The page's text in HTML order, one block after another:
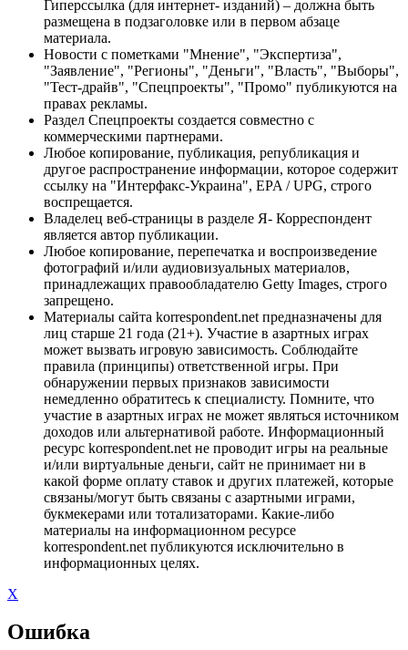
Гиперссылка (для интернет- изданий) – должна быть
размещена в подзаголовке или в первом абзаце
материала.
Новости с пометками "Мнение", "Экспертиза",
"Заявление", "Регионы", "Деньги", "Власть", "Выборы",
"Тест-драйв", "Спецпроекты", "Промо" публикуются на
правах рекламы.
Раздел Спецпроекты создается совместно с
коммерческими партнерами.
Любое копирование, публикация, републикация и
другое распространение информации, которое содержит
ссылку на "Интерфакс-Украина", EPA / UPG, строго
воспрещается.
Владелец веб-страницы в разделе Я- Корреспондент
является автор публикации.
Любое копирование, перепечатка и воспроизведение
фотографий и/или аудиовизуальных материалов,
принадлежащих правообладателю Getty Images, строго
запрещено.
Материалы сайта korrespondent.net предназначены для
лиц старше 21 года (21+). Участие в азартных играх
может вызвать игровую зависимость. Соблюдайте
правила (принципы) ответственной игры. При
обнаружении первых признаков зависимости
немедленно обратитесь к специалисту. Помните, что
участие в азартных играх не может являться источником
доходов или альтернативой работе. Информационный
ресурс korrespondent.net не проводит игры на реальные
и/или виртуальные деньги, сайт не принимает ни в
какой форме оплату ставок и других платежей, которые
связаны/могут быть связаны с азартными играми,
букмекерами или тотализаторами. Какие-либо
материалы на информационном ресурсе
korrespondent.net публикуются исключительно в
информационных целях.
X
Ошибка